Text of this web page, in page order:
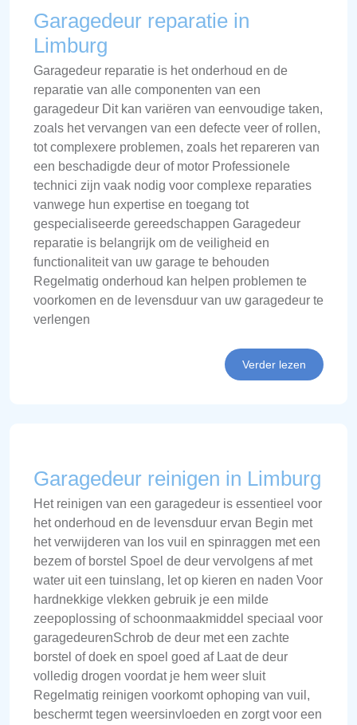
Garagedeur reparatie in
Limburg
Garagedeur reparatie is het onderhoud en de
reparatie van alle componenten van een
garagedeur Dit kan variëren van eenvoudige taken,
zoals het vervangen van een defecte veer of rollen,
tot complexere problemen, zoals het repareren van
een beschadigde deur of motor Professionele
technici zijn vaak nodig voor complexe reparaties
vanwege hun expertise en toegang tot
gespecialiseerde gereedschappen Garagedeur
reparatie is belangrijk om de veiligheid en
functionaliteit van uw garage te behouden
Regelmatig onderhoud kan helpen problemen te
voorkomen en de levensduur van uw garagedeur te
verlengen
Verder lezen
Garagedeur reinigen in Limburg
Het reinigen van een garagedeur is essentieel voor
het onderhoud en de levensduur ervan Begin met
het verwijderen van los vuil en spinraggen met een
bezem of borstel Spoel de deur vervolgens af met
water uit een tuinslang, let op kieren en naden Voor
hardnekkige vlekken gebruik je een milde
zeepoplossing of schoonmaakmiddel speciaal voor
garagedeurenSchrob de deur met een zachte
borstel of doek en spoel goed af Laat de deur
volledig drogen voordat je hem weer sluit
Regelmatig reinigen voorkomt ophoping van vuil,
beschermt tegen weersinvloeden en zorgt voor een